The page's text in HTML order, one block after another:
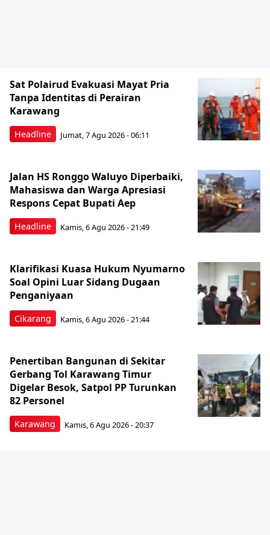
Headline
Sat Polairud Evakuasi Mayat Pria
Tanpa Identitas di Perairan
Karawang
Jumat, 7 Agu 2026 - 06:11
Headline
Jalan HS Ronggo Waluyo Diperbaiki,
Mahasiswa dan Warga Apresiasi
Respons Cepat Bupati Aep
Kamis, 6 Agu 2026 - 21:49
Cikarang
Klarifikasi Kuasa Hukum Nyumarno
Soal Opini Luar Sidang Dugaan
Penganiyaan
Kamis, 6 Agu 2026 - 21:44
Karawang
Penertiban Bangunan di Sekitar
Gerbang Tol Karawang Timur
Digelar Besok, Satpol PP Turunkan
82 Personel
Kamis, 6 Agu 2026 - 20:37